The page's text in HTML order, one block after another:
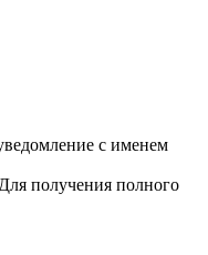
с именем
получения полного